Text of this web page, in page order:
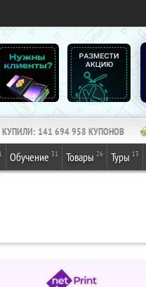
КУПИЛИ: 141 694 958 КУПОНОВ
1 Обучение 31 Товары 26 Туры 13